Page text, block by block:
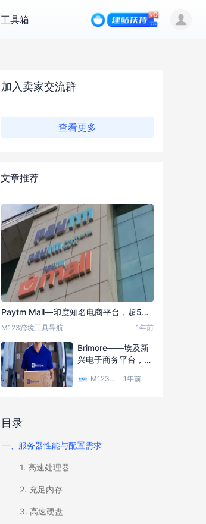
工具箱
加入卖家交流群
查看更多
文章推荐
Paytm Mall—印度知名电商平台，超5亿用户的选择，背靠印度最大支付平台Paytm
M123跨境工具导航 1年前
Brimore——埃及新
兴电子商务平台，卖
融资达2500万美元
M123跨境工具导航 1年前
目录
一、服务器性能与配置需求
1. 高速处理器
2. 充足内存
3. 高速硬盘